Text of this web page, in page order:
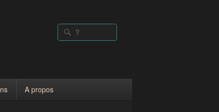
Rechercher :
Recherche
A propos